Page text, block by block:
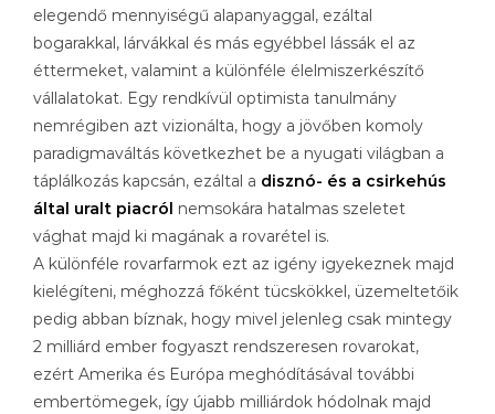
elegendő mennyiségű alapanyaggal, ezáltal
bogarakkal, lárvákkal és más egyébbel lássák el az
éttermeket, valamint a különféle élelmiszerkészítő
vállalatokat. Egy rendkívül optimista tanulmány
nemrégiben azt vizionálta, hogy a jövőben komoly
paradigmaváltás következhet be a nyugati világban a
táplálkozás kapcsán, ezáltal a disznó- és a csirkehús
által uralt piacról nemsokára hatalmas szeletet
vághat majd ki magának a rovarétel is.
A különféle rovarfarmok ezt az igény igyekeznek majd
kielégíteni, méghozzá főként tücskökkel, üzemeltetőik
pedig abban bíznak, hogy mivel jelenleg csak mintegy
2 milliárd ember fogyaszt rendszeresen rovarokat,
ezért Amerika és Európa meghódításával további
embertömegek, így újabb milliárdok hódolnak majd